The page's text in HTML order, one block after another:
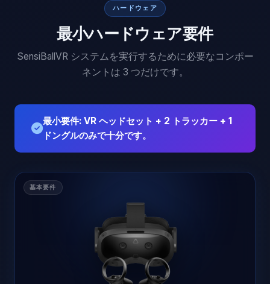
ハードウェア
最小ハードウェア要件
SensiBallVR システムを実行するために必要なコンポー
ネントは 3 つだけです。
最小要件: VR ヘッドセット + 2 トラッカー + 1
ドングルのみで十分です。
基本要件